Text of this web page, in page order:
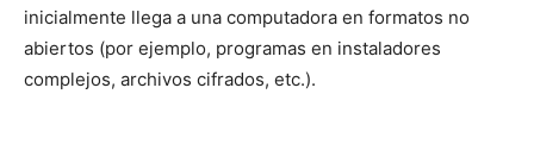
inicialmente llega a una computadora en formatos no
abiertos (por ejemplo, programas en instaladores
complejos, archivos cifrados, etc.).